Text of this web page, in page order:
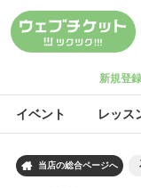
新規登録
イベント レッス
 当店の総合ページへ